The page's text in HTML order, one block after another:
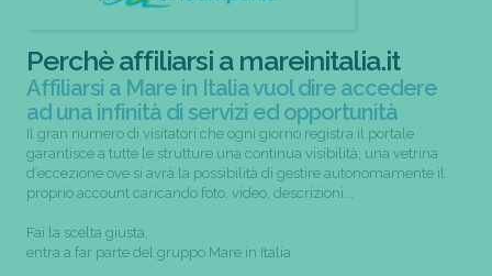
Perchè affiliarsi a mareinitalia.it
Affiliarsi a Mare in Italia vuol dire accedere
ad una infinità di servizi ed opportunità
Il gran numero di visitatori che ogni giorno registra il portale
garantisce a tutte le strutture una continua visibilità; una vetrina
d’eccezione ove si avrà la possibilità di gestire autonomamente il
proprio account caricando foto, video, descrizioni...
Fai la scelta giusta,
entra a far parte del gruppo Mare in Italia